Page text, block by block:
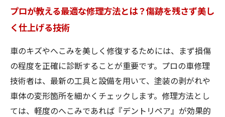
プロが教える最適な修理方法とは？傷跡を残さず美し
く仕上げる技術
車のキズやへこみを美しく修復するためには、まず損傷
の程度を正確に診断することが重要です。プロの車修理
技術者は、最新の工具と設備を用いて、塗装の剥がれや
車体の変形箇所を細かくチェックします。修理方法とし
ては、軽度のへこみであれば『デントリペア』が効果的